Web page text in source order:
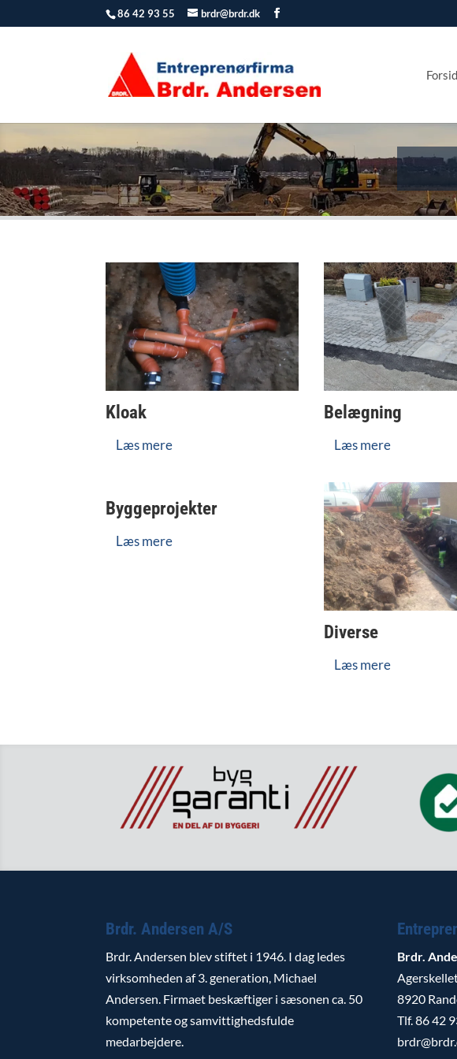
86 42 93 55 brdr@brdr.dk
Kloak
Læs mere
Belægning
Læs mere
Byggeprojekter
Læs mere
Diverse
Læs mere
Brdr. Andersen A/S
Brdr. Andersen blev stiftet i 1946. I dag ledes
virksomheden af 3. generation, Michael
Andersen. Firmaet beskæftiger i sæsonen ca. 50
kompetente og samvittighedsfulde
medarbejdere.
Brdr.
8920
Tlf. 86 42